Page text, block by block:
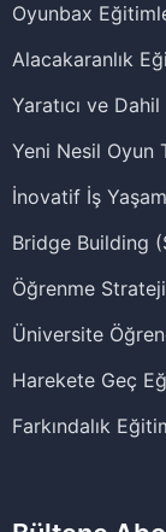
Oyunbax
Alacakaranlık
Yaratıcı ve
Yeni Nesil Oyun
İnovatif İş
Bridge Building
Öğrenme
Üniversite
Harekete Geç
Farkındalık